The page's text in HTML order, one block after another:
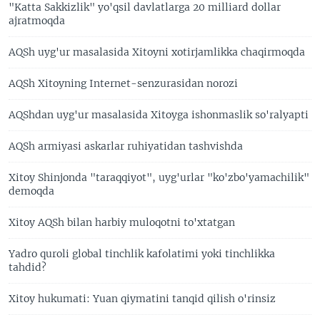
"Katta Sakkizlik" yo'qsil davlatlarga 20 milliard dollar
ajratmoqda
AQSh uyg'ur masalasida Xitoyni xotirjamlikka chaqirmoqda
AQSh Xitoyning Internet-senzurasidan norozi
AQShdan uyg'ur masalasida Xitoyga ishonmaslik so'ralyapti
AQSh armiyasi askarlar ruhiyatidan tashvishda
Xitoy Shinjonda "taraqqiyot", uyg'urlar "ko'zbo'yamachilik"
demoqda
Xitoy AQSh bilan harbiy muloqotni to'xtatgan
Yadro quroli global tinchlik kafolatimi yoki tinchlikka
tahdid?
Xitoy hukumati: Yuan qiymatini tanqid qilish o'rinsiz